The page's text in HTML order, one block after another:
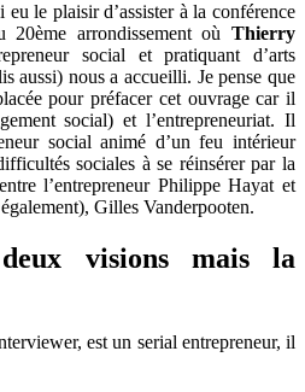
le plaisir d’assister à la conférence
arrondissement où Thierry
social et pratiquant d’arts
aussi) nous a accueilli. Je pense que
pour préfacer cet ouvrage car il
social) et l’entrepreneuriat. Il
social animé d’un feu intérieur
sociales à se réinsérer par la
l’entrepreneur Philippe Hayat et
Gilles Vanderpooten.
visions mais la
est un serial entrepreneur, il